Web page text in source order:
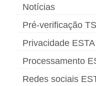
Notícias
Pré-verificação
Privacidade ESTA
Processamento
Redes sociais